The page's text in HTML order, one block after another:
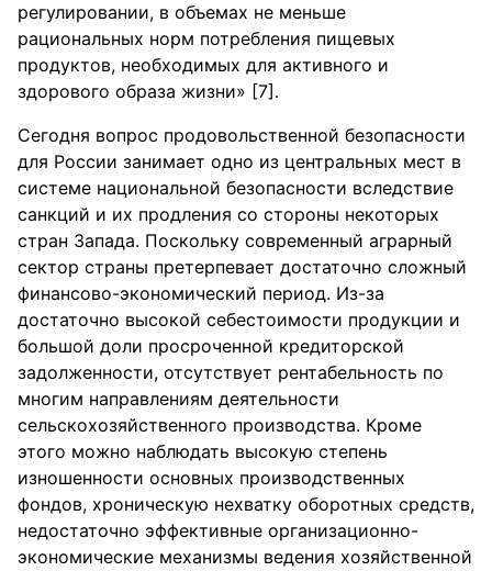
регулировании, в объемах не меньше
рациональных норм потребления пищевых
продуктов, необходимых для активного и
здорового образа жизни» [7].
Сегодня вопрос продовольственной безопасности
для России занимает одно из центральных мест в
системе национальной безопасности вследствие
санкций и их продления со стороны некоторых
стран Запада. Поскольку современный аграрный
сектор страны претерпевает достаточно сложный
финансово-экономический период. Из-за
достаточно высокой себестоимости продукции и
большой доли просроченной кредиторской
задолженности, отсутствует рентабельность по
многим направлениям деятельности
сельскохозяйственного производства. Кроме
этого можно наблюдать высокую степень
изношенности основных производственных
фондов, хроническую нехватку оборотных средств,
недостаточно эффективные организационно-
экономические механизмы ведения хозяйственной